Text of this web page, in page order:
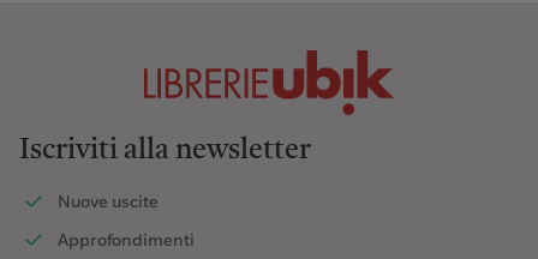
Iscriviti alla newsletter
Nuove uscite
Approfondimenti